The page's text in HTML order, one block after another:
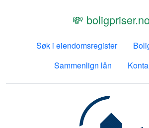
💸 boligpriser.no
Søk i eiendomsregister
Sammenlign lån